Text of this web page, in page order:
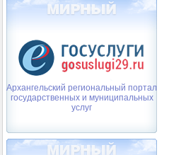
Архангельский региональный портал
государственных и муниципальных
услуг